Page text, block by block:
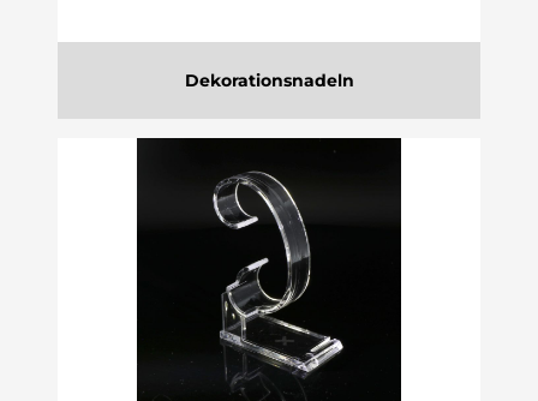
Dekorationsnadeln